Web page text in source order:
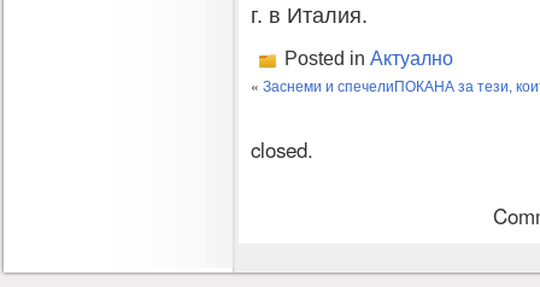
г. в Италия.
Posted in Актуално
« Заснеми и спечелиПОКАНА за тези,
closed.